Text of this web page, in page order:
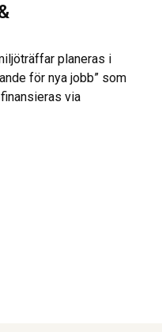
planeras i
för nya jobb” som
via